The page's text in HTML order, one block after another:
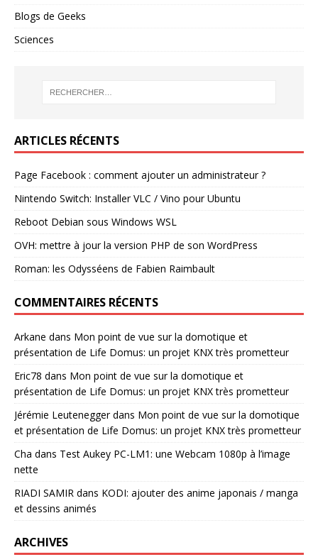
Blogs de Geeks
Sciences
ARTICLES RÉCENTS
Page Facebook : comment ajouter un administrateur ?
Nintendo Switch: Installer VLC / Vino pour Ubuntu
Reboot Debian sous Windows WSL
OVH: mettre à jour la version PHP de son WordPress
Roman: les Odysséens de Fabien Raimbault
COMMENTAIRES RÉCENTS
Arkane dans Mon point de vue sur la domotique et
présentation de Life Domus: un projet KNX très prometteur
Eric78 dans Mon point de vue sur la domotique et
présentation de Life Domus: un projet KNX très prometteur
Jérémie Leuteneggerdans Mon point de vue sur la domotique
et présentation de Life Domus: un projet KNX très prometteur
Cha dans Test Aukey PC-LM1: une Webcam 1080p à l’image
nette
RIADI SAMIR dans KODI: ajouter des anime japonais / manga
et dessins animés
ARCHIVES